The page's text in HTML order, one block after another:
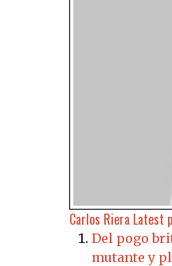
Carlos Riera Latest
Del pogo
mutante y